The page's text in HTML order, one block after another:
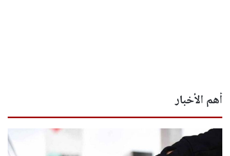
أهم الأخبار